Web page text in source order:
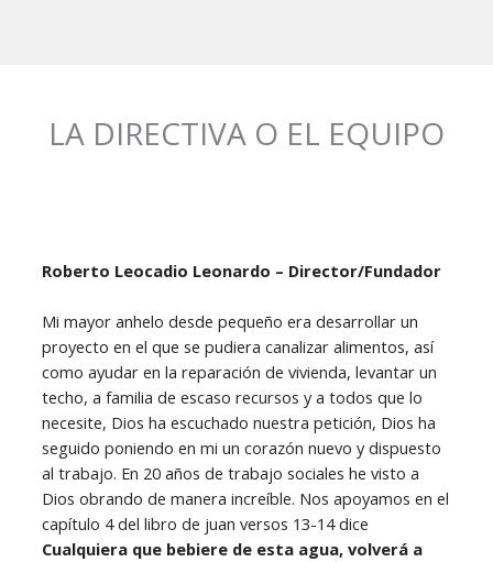
LA DIRECTIVA O EL EQUIPO
Roberto Leocadio Leonardo – Director/Fundador
Mi mayor anhelo desde pequeño era desarrollar un
proyecto en el que se pudiera canalizar alimentos, así
como ayudar en la reparación de vivienda, levantar un
techo, a familia de escaso recursos y a todos que lo
necesite, Dios ha escuchado nuestra petición, Dios ha
seguido poniendo en mi un corazón nuevo y dispuesto
al trabajo. En 20 años de trabajo sociales he visto a
Dios obrando de manera increíble. Nos apoyamos en el
capítulo 4 del libro de juan versos 13-14 dice
Cualquiera que bebiere de esta agua, volverá a